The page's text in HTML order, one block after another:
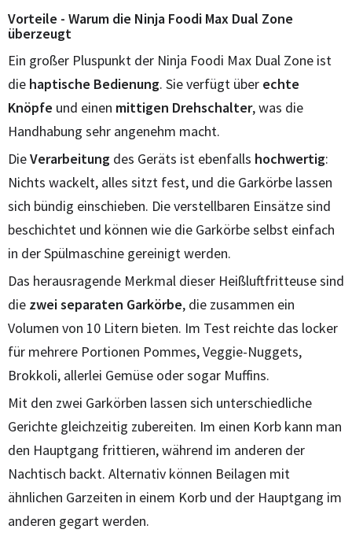
Vorteile - Warum die Ninja Foodi Max Dual Zone
überzeugt
Ein großer Pluspunkt der Ninja Foodi Max Dual Zone ist
die haptische Bedienung. Sie verfügt über echte
Knöpfe und einen mittigen Drehschalter, was die
Handhabung sehr angenehm macht.
DieVerarbeitung des Geräts ist ebenfalls hochwertig:
Nichts wackelt, alles sitzt fest, und die Garkörbe lassen
sich bündig einschieben. Die verstellbaren Einsätze sind
beschichtet und können wie die Garkörbe selbst einfach
in der Spülmaschine gereinigt werden.
Das herausragende Merkmal dieser Heißluftfritteuse sind
die zwei separaten Garkörbe, die zusammen ein
Volumen von 10 Litern bieten. Im Test reichte das locker
für mehrere Portionen Pommes, Veggie-Nuggets,
Brokkoli, allerlei Gemüse oder sogar Muffins.
Mit den zwei Garkörben lassen sich unterschiedliche
Gerichte gleichzeitig zubereiten. Im einen Korb kann man
den Hauptgang frittieren, während im anderen der
Nachtisch backt. Alternativ können Beilagen mit
ähnlichen Garzeiten in einem Korb und der Hauptgang im
anderen gegart werden.